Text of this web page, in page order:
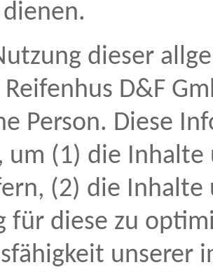
dieser
D&F
Person. Diese
um (1) die
(2) die
für diese zu
unserer